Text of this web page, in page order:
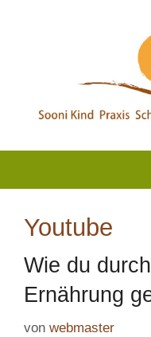
Youtube
Wie du
Ernährung
von webmaster